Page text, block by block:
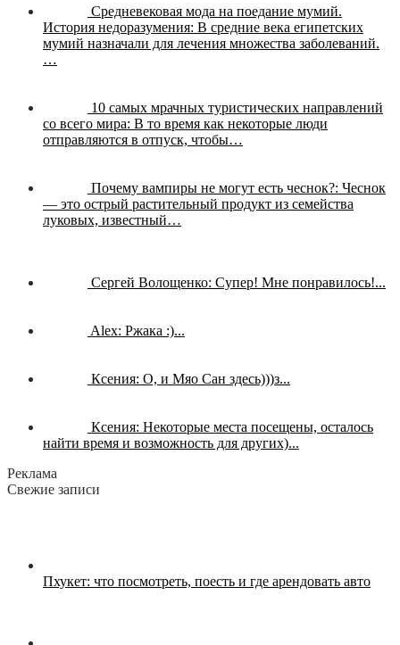
Средневековая мода на поедание мумий.
История недоразумения: В средние века египетских
мумий назначали для лечения множества заболеваний.
…
10 самых мрачных туристических направлений
со всего мира: В то время как некоторые люди
отправляются в отпуск, чтобы…
Почему вампиры не могут есть чеснок?: Чеснок
— это острый растительный продукт из семейства
луковых, известный…
Сергей Волощенко: Супер! Мне понравилось!...
Alex: Ржака :)...
Ксения: О, и Мяо Сан здесь)))з...
Ксения: Некоторые места посещены, осталось
найти время и возможность для других)...
Реклама
Свежие записи
Пхукет: что посмотреть, поесть и где арендовать авто